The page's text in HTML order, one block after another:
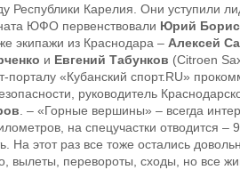
Республики Карелия. Они уступили
ЮФО первенствовали Юрий
экипажи из Краснодара – Алексей
и Евгений Табунков (Citroen
«Кубанский спорт.RU»
руководитель
. – «Горные вершины» – всегда
на спецучастки отводится
На этот раз все тоже остались
вылеты, перевороты, сходы, но все